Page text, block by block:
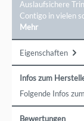
Auslaufsichere
Contigo in vielen
Mehr
Eigenschaften
Infos zum
Folgende Infos
Bewertungen